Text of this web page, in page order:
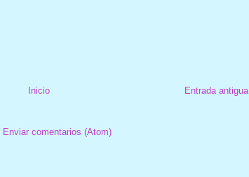
Entrada antigua
Inicio
Enviar comentarios (Atom)